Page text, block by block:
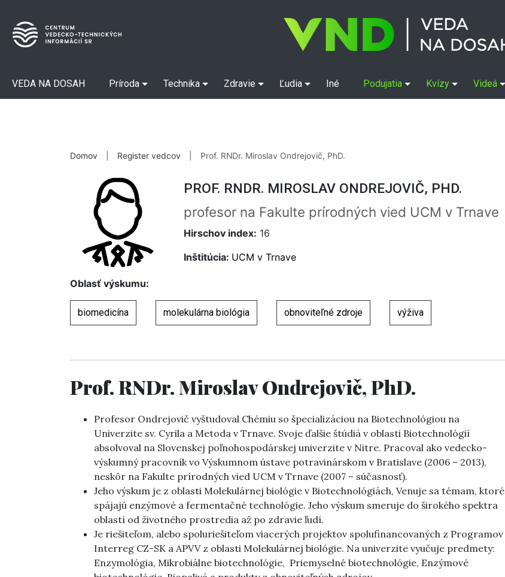
VEDA NA DOSAH Príroda Technika Zdravie Ľudia Iné Podujatia Kvízy Videá
Domov Register vedcov Prof. RNDr. Miroslav Ondrejovič, PhD.
PROF. RNDR. MIROSLAV ONDREJOVIČ, PHD.
profesor na Fakulte prírodných vied UCM v Trnave
Hirschov index: 16
Inštitúcia: UCM v Trnave
Oblasť výskumu:
biomedicína molekulárna biológia obnoviteľné zdroje výživa
Prof. RNDr. Miroslav Ondrejovič, PhD.
Profesor Ondrejovič vyštudoval Chémiu so špecializáciou na Biotechnológiou na
Univerzite sv. Cyrila a Metoda v Trnave. Svoje ďalšie štúdiá v oblasti Biotechnológií
absolvoval na Slovenskej poľnohospodárskej univerzite v Nitre. Pracoval ako vedecko-
výskumný pracovník vo Výskumnom ústave potravinárskom v Bratislave (2006 – 2013),
neskôr na Fakulte prírodných vied UCM v Trnave (2007 – súčasnosť).
Jeho výskum je z oblasti Molekulárnej biológie v Biotechnológiách, Venuje sa témam, ktoré
spájajú enzýmové a fermentačné technológie. Jeho výskum smeruje do širokého spektra
oblastí od životného prostredia až po zdravie ľudí.
Je riešiteľom, alebo spoluriešiteľom viacerých projektov spolufinancovaných z Programov
Interreg CZ-SK a APVV z oblasti Molekulárnej biológie. Na univerzite vyučuje predmety:
Enzymológia, Mikrobiálne biotechnológie, Priemyselné biotechnológie, Enzýmové